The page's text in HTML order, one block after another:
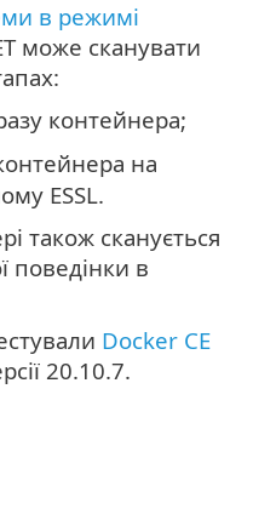
в режимі
може сканувати
контейнера;
на
ESSL.
також сканується
поведінки в
Docker CE
20.10.7.